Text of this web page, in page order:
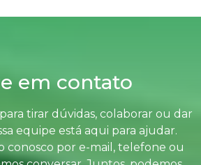
em contato
tirar dúvidas, colaborar ou dar
equipe está aqui para ajudar.
conosco por e-mail, telefone ou